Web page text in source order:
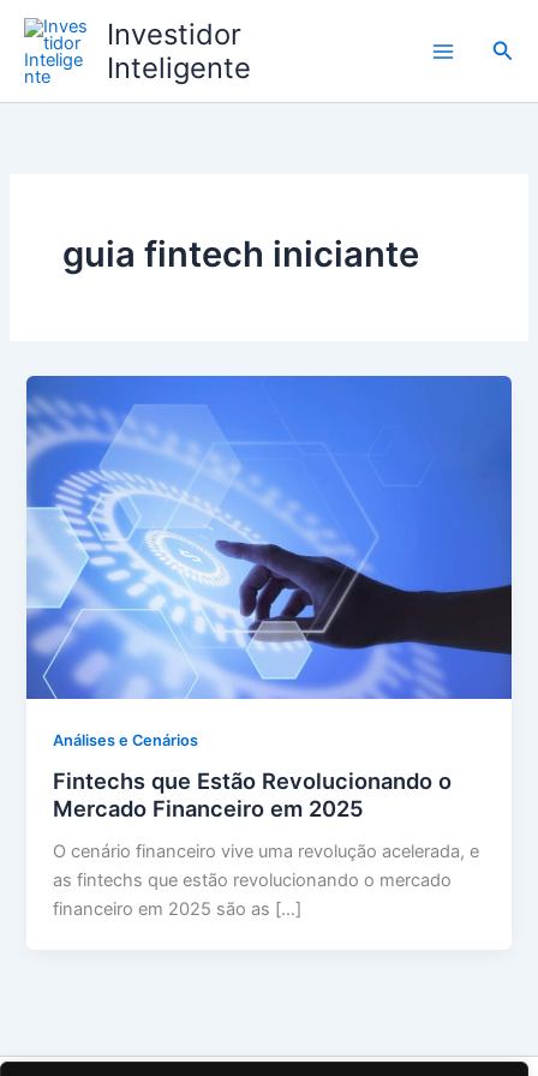
para
conteúdo
Investidor
Inteligente
guia fintech iniciante
Análises e Cenários
Fintechs que Estão Revolucionando o
Mercado Financeiro em 2025
O cenário financeiro vive uma revolução acelerada, e
as fintechs que estão revolucionando o mercado
financeiro em 2025 são as […]